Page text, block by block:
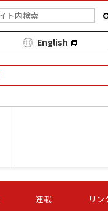
English
第16節 09/06 (日) 15:00
連載 リン